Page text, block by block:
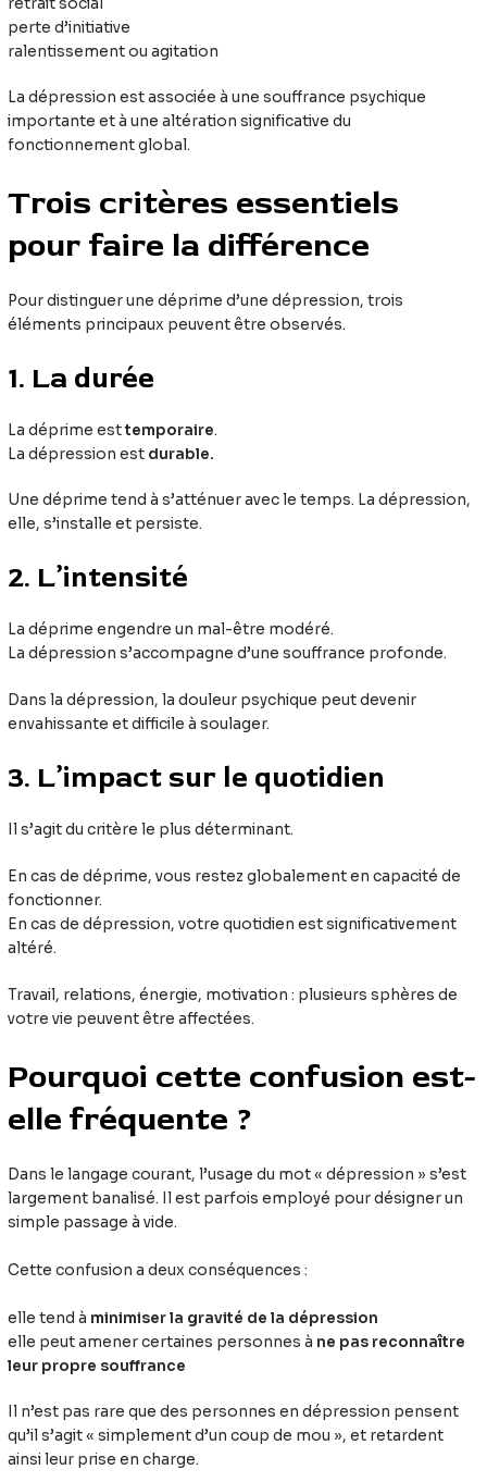
perte d’initiative
ralentissement ou agitation
La dépression est associée à une souffrance psychique
importante et à une altération significative du
fonctionnement global.
Trois critères essentiels
pour faire la différence
Pour distinguer une déprime d’une dépression, trois
éléments principaux peuvent être observés.
1. La durée
La déprime esttemporaire.
La dépression est durable.
Une déprime tend à s’atténuer avec le temps. La dépression,
elle, s’installe et persiste.
2. L’intensité
La déprime engendre un mal-être modéré.
La dépression s’accompagne d’une souffrance profonde.
Dans la dépression, la douleur psychique peut devenir
envahissante et difficile à soulager.
3. L’impact sur le quotidien
Il s’agit du critère le plus déterminant.
En cas de déprime, vous restez globalement en capacité de
fonctionner.
En cas de dépression, votre quotidien est significativement
altéré.
Travail, relations, énergie, motivation : plusieurs sphères de
votre vie peuvent être affectées.
Pourquoi cette confusion est-
elle fréquente ?
Dans le langage courant, l’usage du mot « dépression » s’est
largement banalisé. Il est parfois employé pour désigner un
simple passage à vide.
Cette confusion a deux conséquences :
elle tend à minimiser la gravité de la dépression
elle peut amener certaines personnes à ne pas reconnaître
leur propre souffrance
Il n’est pas rare que des personnes en dépression pensent
qu’il s’agit « simplement d’un coup de mou », et retardent
ainsi leur prise en charge.